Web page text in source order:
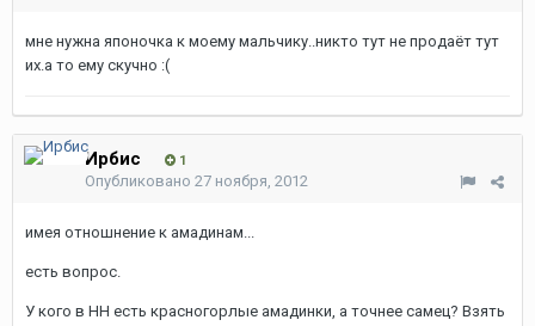
мне нужна японочка к моему мальчику..никто тут не продаёт тут
их.а то ему скучно :(
Ирбис 1
Опубликовано 27 ноября, 2012
имея отношнение к амадинам...
есть вопрос.
У кого в НН есть красногорлые амадинки, а точнее самец? Взять